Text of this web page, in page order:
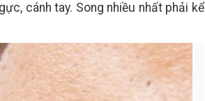
cánh tay. Song nhiều nhất phải kể